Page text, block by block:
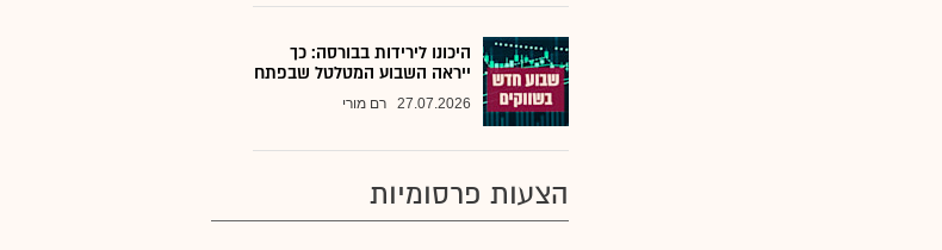
היכונו לירידות בבורסה: כך
ייראה השבוע המטלטל שבפתח
27.07.2026 רם מורי
הצעות פרסומיות